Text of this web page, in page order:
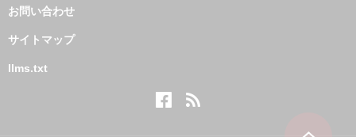
お問い合わせ
サイトマップ
llms.txt